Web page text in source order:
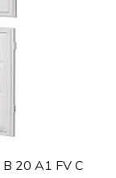
20 A1 FV C